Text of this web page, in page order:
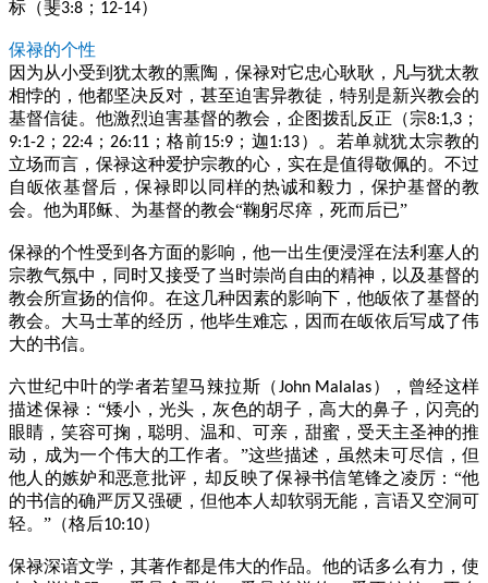
标（斐3:8 ； 12-14）
保禄的个性
因为从小受到犹太教的熏陶，保禄对它忠心耿耿，凡与犹太教
相悖的，他都坚决反对，甚至迫害异教徒，特别是新兴教会的
基督信徒。他激烈迫害基督的教会，企图拨乱反正（宗8:1,3 ；
9:1-2 ； 22:4 ； 26:11 ；格前15:9 ；迦1:13）。若单就犹太宗教的
立场而言，保禄这种爱护宗教的心，实在是值得敬佩的。不过
自皈依基督后，保禄即以同样的热诚和毅力，保护基督的教
会。他为耶稣、为基督的教会“鞠躬尽瘁，死而后已”
保禄的个性受到各方面的影响，他一出生便浸淫在法利塞人的
宗教气氛中，同时又接受了当时崇尚自由的精神，以及基督的
教会所宣扬的信仰。在这几种因素的影响下，他皈依了基督的
教会。大马士革的经历，他毕生难忘，因而在皈依后写成了伟
大的书信。
六世纪中叶的学者若望马辣拉斯（John Malalas），曾经这样
描述保禄：“矮小，光头，灰色的胡子，高大的鼻子，闪亮的
眼睛，笑容可掬，聪明、温和、可亲，甜蜜，受天主圣神的推
动，成为一个伟大的工作者。”这些描述，虽然未可尽信，但
他人的嫉妒和恶意批评，却反映了保禄书信笔锋之凌厉：“他
的书信的确严厉又强硬，但他本人却软弱无能，言语又空洞可
轻。”（格后10:10）
保禄深谙文学，其著作都是伟大的作品。他的话多么有力，使